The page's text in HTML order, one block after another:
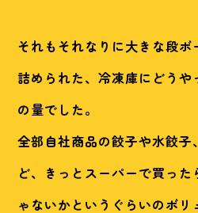
それもそれなりに大きな段ボ
詰められた、冷凍庫にどう
の量でした。
全部自社商品の餃子や水餃子
ど、きっとスーパーで買っ
ゃないかというぐらいのボリ